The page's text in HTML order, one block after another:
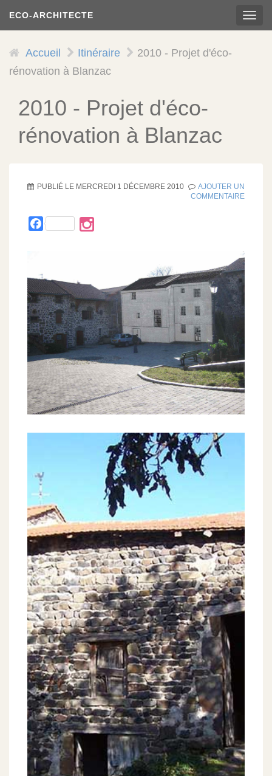
contenu
ECO-ARCHITECTE
Accueil Itinéraire
2010 - Projet d'éco-
rénovation à Blanzac
2010 - Projet d'éco-
rénovation à Blanzac
PUBLIÉ LE MERCREDI 1 DÉCEMBRE 2010
AJOUTER UN
COMMENTAIRE
Facebook